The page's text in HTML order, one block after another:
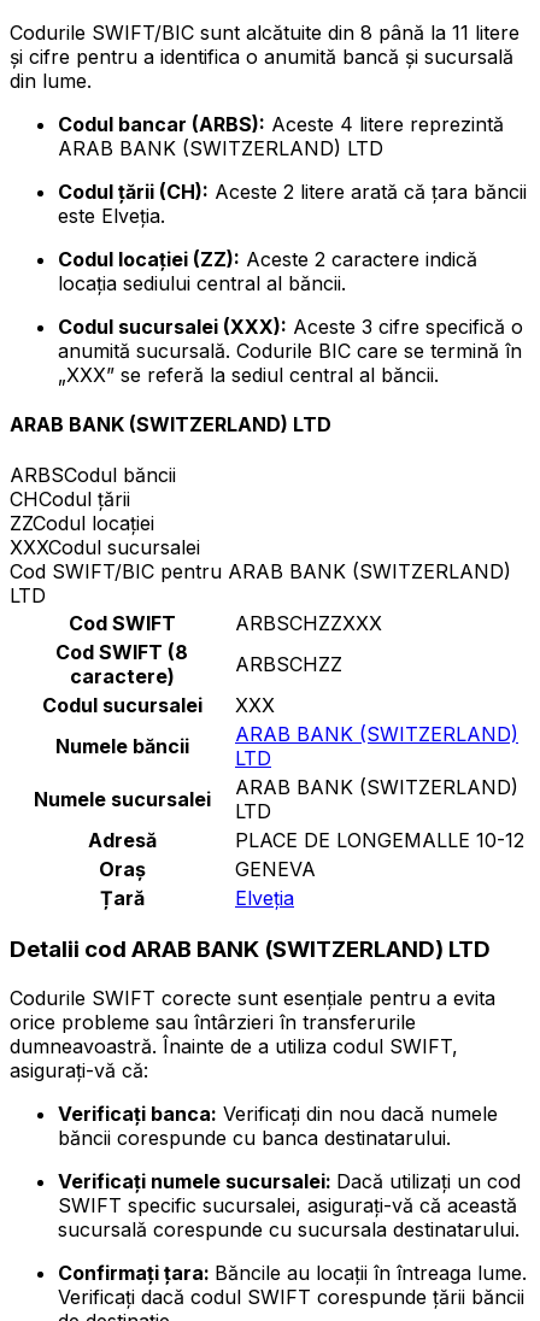
Codurile SWIFT/BIC sunt alcătuite din 8 până la 11 litere
și cifre pentru a identifica o anumită bancă și sucursală
din lume.
Codul bancar (ARBS): Aceste 4 litere reprezintă
ARAB BANK (SWITZERLAND) LTD
Codul țării (CH): Aceste 2 litere arată că țara băncii
este Elveția.
Codul locației (ZZ): Aceste 2 caractere indică
locația sediului central al băncii.
Codul sucursalei (XXX): Aceste 3 cifre specifică o
anumită sucursală. Codurile BIC care se termină în
„XXX” se referă la sediul central al băncii.
ARAB BANK (SWITZERLAND) LTD
ARBSCodul băncii
CHCodul țării
ZZCodul locației
XXXCodul sucursalei
Cod SWIFT/BIC pentru ARAB BANK (SWITZERLAND)
LTD
Cod SWIFT
ARBSCHZZXXX
Cod SWIFT (8
caractere)
ARBSCHZZ
Codul sucursalei
XXX
Numele băncii
ARAB BANK (SWITZERLAND)
LTD
Numele sucursalei
ARAB BANK (SWITZERLAND)
LTD
Adresă
PLACE DE LONGEMALLE 10-12
Oraș
GENEVA
Țară
Elveția
Detalii cod ARAB BANK (SWITZERLAND) LTD
Codurile SWIFT corecte sunt esențiale pentru a evita
orice probleme sau întârzieri în transferurile
dumneavoastră. Înainte de a utiliza codul SWIFT,
asigurați-vă că:
Verificați banca: Verificați din nou dacă numele
băncii corespunde cu banca destinatarului.
Verificați numele sucursalei: Dacă utilizați un cod
SWIFT specific sucursalei, asigurați-vă că această
sucursală corespunde cu sucursala destinatarului.
Confirmați țara: Băncile au locații în întreaga lume.
Verificați dacă codul SWIFT corespunde țării băncii